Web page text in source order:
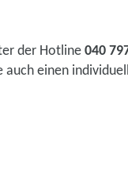
der Hotline 040
auch einen